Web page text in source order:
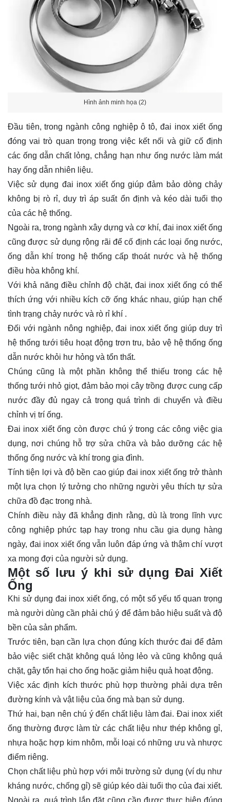
Hình ảnh minh họa (2)
Đầu tiên, trong ngành công nghiệp ô tô, đai inox xiết ống
đóng vai trò quan trọng trong việc kết nối và giữ cố định
các ống dẫn chất lỏng, chẳng hạn như ống nước làm mát
hay ống dẫn nhiên liệu.
Việc sử dụng đai inox xiết ống giúp đảm bảo dòng chảy
không bị rò rỉ, duy trì áp suất ổn định và kéo dài tuổi thọ
của các hệ thống.
Ngoài ra, trong ngành xây dựng và cơ khí, đai inox xiết ống
cũng được sử dụng rộng rãi để cố định các loại ống nước,
ống dẫn khí trong hệ thống cấp thoát nước và hệ thống
điều hòa không khí.
Với khả năng điều chỉnh độ chặt, đai inox xiết ống có thể
thích ứng với nhiều kích cỡ ống khác nhau, giúp hạn chế
tình trạng chảy nước và rò rỉ khí .
Đối với ngành nông nghiệp, đai inox xiết ống giúp duy trì
hệ thống tưới tiêu hoạt động trơn tru, bảo vệ hệ thống ống
dẫn nước khỏi hư hỏng và tổn thất.
Chúng cũng là một phần không thể thiếu trong các hệ
thống tưới nhỏ giọt, đảm bảo mọi cây trồng được cung cấp
nước đầy đủ ngay cả trong quá trình di chuyển và điều
chỉnh vị trí ống.
Đai inox xiết ống còn được chú ý trong các công việc gia
dụng, nơi chúng hỗ trợ sửa chữa và bảo dưỡng các hệ
thống ống nước và khí trong gia đình.
Tính tiện lợi và độ bền cao giúp đai inox xiết ống trở thành
một lựa chọn lý tưởng cho những người yêu thích tự sửa
chữa đồ đạc trong nhà.
Chính điều này đã khẳng định rằng, dù là trong lĩnh vực
công nghiệp phức tạp hay trong nhu cầu gia dụng hàng
ngày, đai inox xiết ống vẫn luôn đáp ứng và thậm chí vượt
xa mong đợi của người sử dụng.
Một số lưu ý khi sử dụng Đai Xiết
Ống
Khi sử dụng đai inox xiết ống, có một số yếu tố quan trọng
mà người dùng cần phải chú ý để đảm bảo hiệu suất và độ
bền của sản phẩm.
Trước tiên, bạn cần lựa chọn đúng kích thước đai để đảm
bảo việc siết chặt không quá lỏng lẻo và cũng không quá
chặt, gây tổn hại cho ống hoặc giảm hiệu quả hoạt động.
Việc xác định kích thước phù hợp thường phải dựa trên
đường kính và vật liệu của ống mà bạn sử dụng.
Thứ hai, bạn nên chú ý đến chất liệu làm đai. Đai inox xiết
ống thường được làm từ các chất liệu như thép không gỉ,
nhựa hoặc hợp kim nhôm, mỗi loại có những ưu và nhược
điểm riêng.
Chọn chất liệu phù hợp với môi trường sử dụng (ví dụ như
kháng nước, chống gỉ) sẽ giúp kéo dài tuổi thọ của đai xiết.